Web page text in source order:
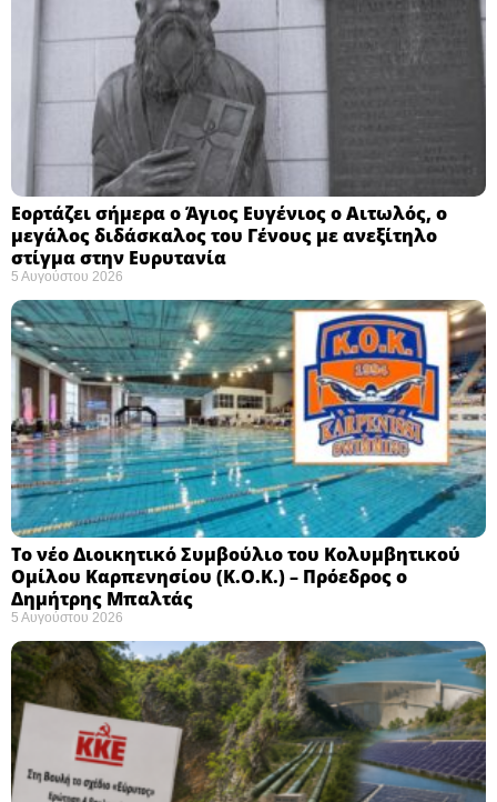
Εορτάζει σήμερα ο Άγιος Ευγένιος ο Αιτωλός, ο
μεγάλος διδάσκαλος του Γένους με ανεξίτηλο
στίγμα στην Ευρυτανία
5 Αυγούστου 2026
Το νέο Διοικητικό Συμβούλιο του Κολυμβητικού
Ομίλου Καρπενησίου (Κ.Ο.Κ.) – Πρόεδρος ο
Δημήτρης Μπαλτάς
5 Αυγούστου 2026